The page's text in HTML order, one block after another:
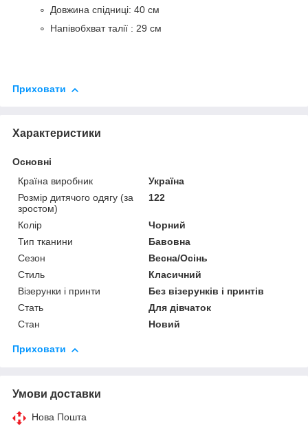
Довжина спідниці: 40 см
Напівобхват талії : 29 см
Приховати
Характеристики
Основні
Країна виробник
Україна
Розмір дитячого одягу (за
зростом)
122
Колір
Чорний
Тип тканини
Бавовна
Сезон
Весна/Осінь
Стиль
Класичний
Візерунки і принти
Без візерунків і принтів
Стать
Для дівчаток
Стан
Новий
Приховати
Умови доставки
Нова Пошта